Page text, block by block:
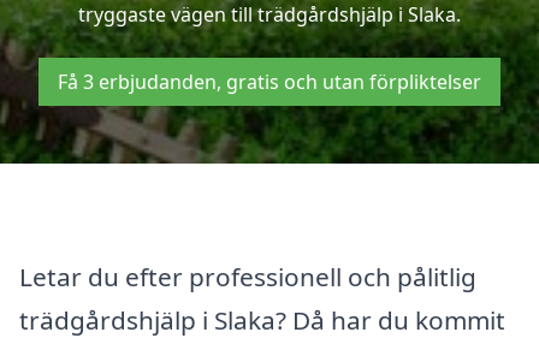
tryggaste vägen till trädgårdshjälp i Slaka.
Få 3 erbjudanden, gratis och utan förpliktelser
Letar du efter professionell och pålitlig
trädgårdshjälp i Slaka? Då har du kommit